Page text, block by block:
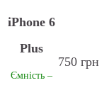
iPhone 6
Plus
Ємність –
750 грн